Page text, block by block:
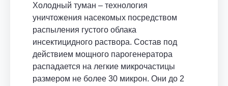
Холодный туман – технология
уничтожения насекомых посредством
распыления густого облака
инсектицидного раствора. Состав под
действием мощного парогенератора
распадается на легкие микрочастицы
размером не более 30 микрон. Они до 2